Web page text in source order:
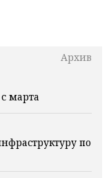
Архив
марта
по